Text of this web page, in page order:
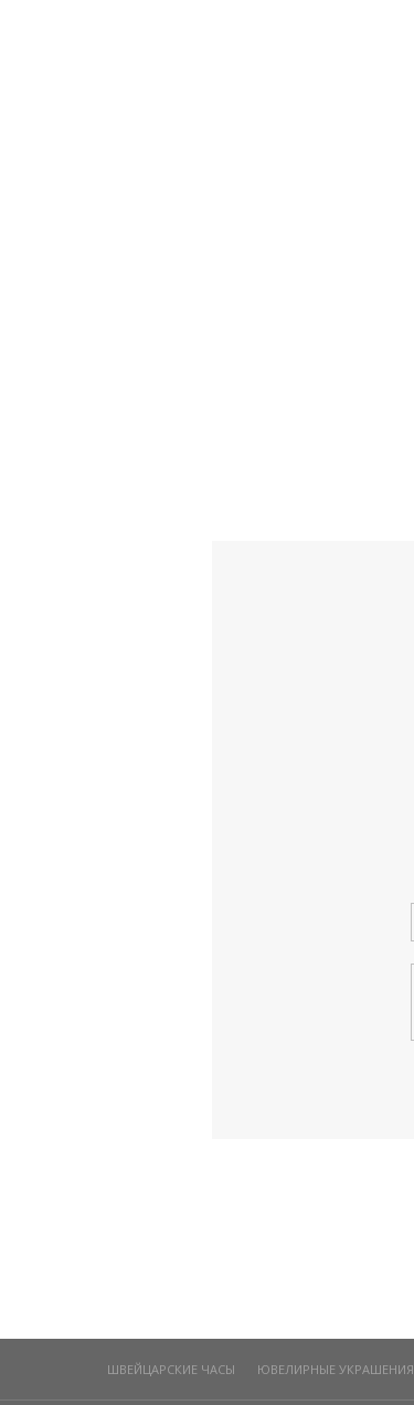
ШВЕЙЦАРСКИЕ ЧАСЫ ЮВЕЛИРНЫЕ УКРАШЕНИЯ